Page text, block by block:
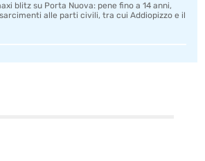
blitz su Porta Nuova: pene fino a 14 anni,
alle parti civili, tra cui Addiopizzo e il